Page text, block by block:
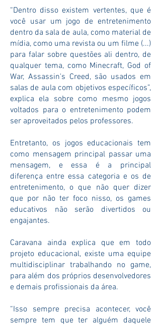
“Dentro disso existem vertentes, que é
você usar um jogo de entretenimento
dentro da sala de aula, como material de
mídia, como uma revista ou um filme (...)
para falar sobre questões ali dentro, de
qualquer tema, como Minecraft, God of
War, Assassin's Creed, são usados em
salas de aula com objetivos específicos”,
explica ela sobre como mesmo jogos
voltados para o entretenimento podem
ser aproveitados pelos professores.
Entretanto, os jogos educacionais tem
como mensagem principal passar uma
mensagem, e essa é a principal
diferença entre essa categoria e os de
entretenimento, o que não quer dizer
que por não ter foco nisso, os games
educativos não serão divertidos ou
engajantes.
Caravana ainda explica que em todo
projeto educacional, existe uma equipe
multidisciplinar trabalhando no game,
para além dos próprios desenvolvedores
e demais profissionais da área.
“Isso sempre precisa acontecer, você
sempre tem que ter alguém daquele